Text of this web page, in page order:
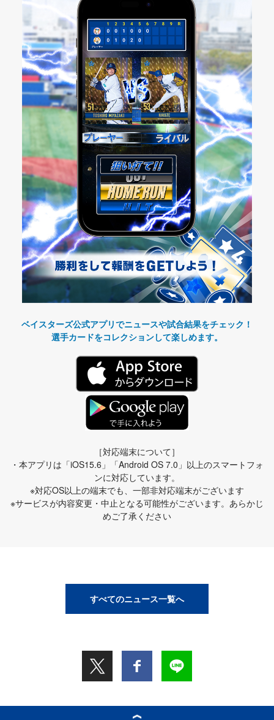
ベイスターズ公式アプリでニュースや試合結果をチェック！
選手カードをコレクションして楽しめます。
［対応端末について］
・本アプリは「iOS15.6」「Android OS 7.0」以上のスマートフォ
ンに対応しています。
※対応OS以上の端末でも、一部非対応端末がございます
※サービスが内容変更・中止となる可能性がございます。あらかじ
めご了承ください
すべてのニュース一覧へ